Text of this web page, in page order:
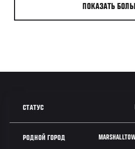
ПОКАЗАТЬ
СТАТУС
РОДНОЙ ГОРОД